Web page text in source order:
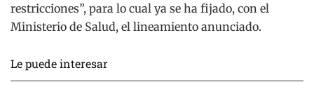
restricciones”, para lo cual ya se ha fijado, con el
Ministerio de Salud, el lineamiento anunciado.
Le puede interesar